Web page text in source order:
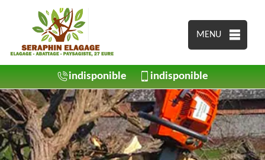
MENU
indisponible indisponible